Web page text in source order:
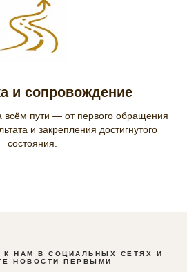
и сопровождение
пути — от первого обращения
и закрепления достигнутого
состояния.
К НАМ В СОЦИАЛЬНЫХ СЕТЯХ И
НОВОСТИ ПЕРВЫМИ